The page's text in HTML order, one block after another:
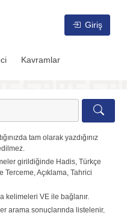
Kavramlar
Giriş
tam olarak yazdığınız
girildiğinde Hadis, Türkçe
Açıklama, Tahrici
kelimeleri VE ile bağlanır.
arama sonuçlarında listelenir,